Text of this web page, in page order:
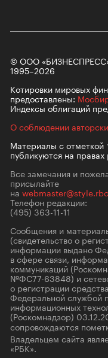
© ООО
1995–2026
Котировки мировых
предоставлены:
Индексы облигаций
О соблюдении
Материалы сотметкой
публикуются на
Все замечания и
присылайте
на
Телефон редакции:
(495) 363-11-11
Сообщения и
(свидетельство о
информации выдано
в сфере связи,
коммуникаций
№ФС77-63848) и
о регистрации
Федеральной службой
информационных
(Роскомнадзор)
сопровождаются
Владельцем сайта
«РБК».